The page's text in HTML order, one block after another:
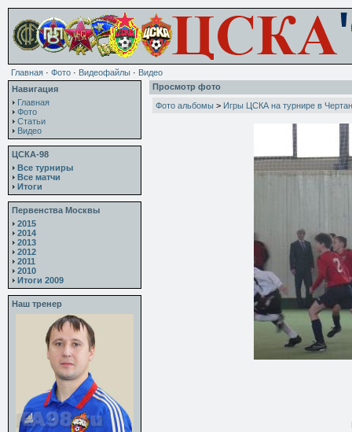
Главная · Фото · Видеофайлы · Видео
Навигация
Главная
Фото
Статьи
Видео
ЦСКА-98
Все турниры
Все матчи
Итоги
Первенства Москвы
2015
2014
2013
2012
2011
2010
Итоги 2009
Наш тренер
Просмотр фото
Фото альбомы > Игры ЦСКА на турнире в